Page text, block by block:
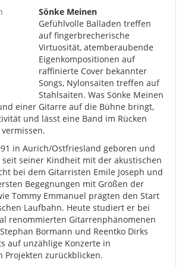
Sönke Meinen
Gefühlvolle Balladen treffen
auf fingerbrecherische
Virtuosität, atemberaubende
Eigenkompositionen auf
raffinierte Cover bekannter
Songs, Nylonsaiten treffen auf
Stahlsaiten. Was Sönke Meinen
einer Gitarre auf die Bühne bringt,
und lässt eine Band im Rücken
in Aurich/Ostfriesland geboren und
seiner Kindheit mit der akustischen
bei dem Gitarristen Emile Joseph und
Begegnungen mit Größen der
Tommy Emmanuel prägten den Start
Laufbahn. Heute studiert er bei
renommierten Gitarrenphänomenen
Bormann und Reentko Dirks
auf unzählige Konzerte in
Projekten zurückblicken.